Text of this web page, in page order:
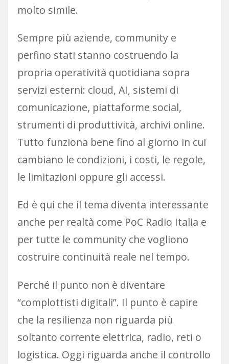
molto simile.
Sempre più aziende, community e
perfino stati stanno costruendo la
propria operatività quotidiana sopra
servizi esterni: cloud, AI, sistemi di
comunicazione, piattaforme social,
strumenti di produttività, archivi online.
Tutto funziona bene fino al giorno in cui
cambiano le condizioni, i costi, le regole,
le limitazioni oppure gli accessi.
Ed è qui che il tema diventa interessante
anche per realtà come PoC Radio Italia e
per tutte le community che vogliono
costruire continuità reale nel tempo.
Perché il punto non è diventare
“complottisti digitali”. Il punto è capire
che la resilienza non riguarda più
soltanto corrente elettrica, radio, reti o
logistica. Oggi riguarda anche il controllo